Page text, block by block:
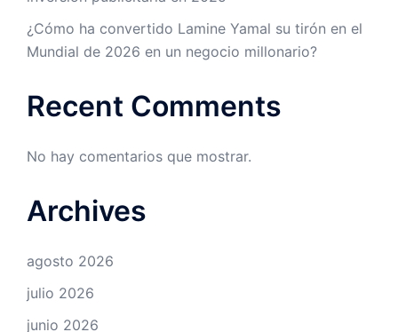
¿Cómo ha convertido Lamine Yamal su tirón en el
Mundial de 2026 en un negocio millonario?
Recent Comments
No hay comentarios que mostrar.
Archives
agosto 2026
julio 2026
junio 2026